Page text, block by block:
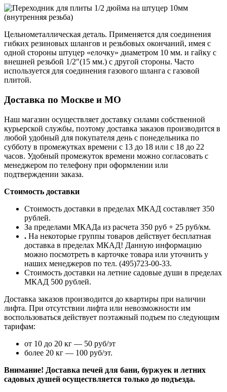
Цельнометаллическая деталь. Применяется для соединения
гибких резиновых шлангов и резьбовых окончаний, имея с
одной стороны штуцер «елочку» диаметром 10 мм. и гайку с
внешней резьбой 1/2″(15 мм.) с другой стороны. Часто
используется для соединения газового шланга с газовой
плитой.
Доставка по Москве и МО
Наш магазин осуществляет доставку силами собственной
курьерской службы, поэтому доставка заказов производится в
любой удобный для покупателя день с понедельника по
субботу в промежутках времени с 13 до 18 или с 18 до 22
часов. Удобный промежуток времени можно согласовать с
менеджером по телефону при оформлении или
подтверждении заказа.
Стоимость доставки
Стоимость доставки в пределах МКАД составляет 350
рублей.
За пределами МКАДа из расчета 350 руб + 25 руб/км.
. На некоторые группы товаров действует бесплатная
доставка в пределах МКАД! Данную информацию
можно посмотреть в карточке товара или уточнить у
наших менеджеров по тел. (495)723-00-33.
Стоимость доставки на летние садовые души в пределах
МКАД 500 рублей.
Доставка заказов производится до квартиры при наличии
лифта. При отсутствии лифта или невозможности им
воспользоваться действует поэтажный подъем по следующим
тарифам:
от 10 до 20 кг — 50 руб/эт
более 20 кг — 100 руб/эт.
Внимание! Доставка печей для бани, буржуек и летних
садовых душей осуществляется только до подъезда.